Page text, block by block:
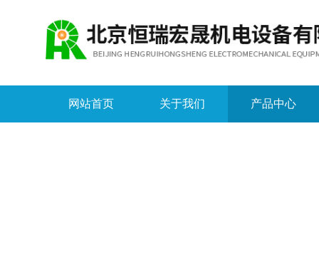
网站首页 关于我们 产品中心